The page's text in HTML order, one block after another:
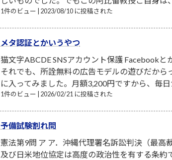
1件のビュー 2023/08/10 に投稿された
メタ認証とかいうやつ
猫文字ABCDE SNSアカウント保護 Facebook
それでも、所詮無料の広告モデルの遊びだか
に入ってみました。月額3,200円ですから、毎日
1件のビュー 2026/02/21 に投稿された
予備試験割れ問
憲法第9問 ア ア．沖縄代理署名訴訟判決（最
及び日米地位協定は高度の政治性を有する条